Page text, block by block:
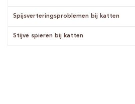
Spijsverteringsproblemen bij katten
Stijve spieren bij katten